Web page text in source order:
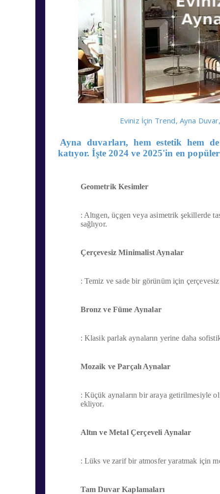
Eviniz İçin Trend, Ayna
Ayna duvarları, hem estetik hem
katıyor. İşte 2024 ve 2025'in en
Geometrik Kesimler
: Altıgen, üçgen veya asimetrik şekillerde
sağlıyor.
Çerçevesiz Minimalist Aynalar
: Temiz ve sade bir görünüm için
Bronz ve Füme Aynalar
: Klasik parlak aynaların yerine daha
Mozaik ve Parçalı Aynalar
: Küçük aynaların bir araya getirilmesiyle
ekliyor.
Altın ve Metal Çerçeveli Aynalar
: Lüks ve zarif bir atmosfer yaratmak için
Tam Duvar Kaplamaları